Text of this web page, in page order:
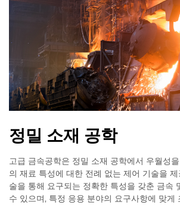
정밀 소재 공학
고급 금속공학은 정밀 소재 공학에서 우월성
의 재료 특성에 대한 전례 없는 제어 기술을
술을 통해 요구되는 정확한 특성을 갖춘 금속
수 있으며, 특정 응용 분야의 요구사항에 맞게